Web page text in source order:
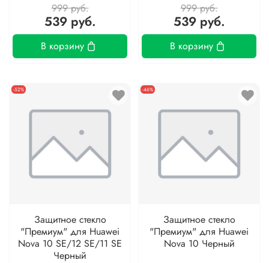
999 руб.
539 руб.
В корзину
999 руб.
539 руб.
В корзину
-52%
Защитное стекло
"Премиум" для Huawei
Nova 10 SE/12 SE/11 SE
Черный
-46%
Защитное стекло
"Премиум" для Huawei
Nova 10 Черный